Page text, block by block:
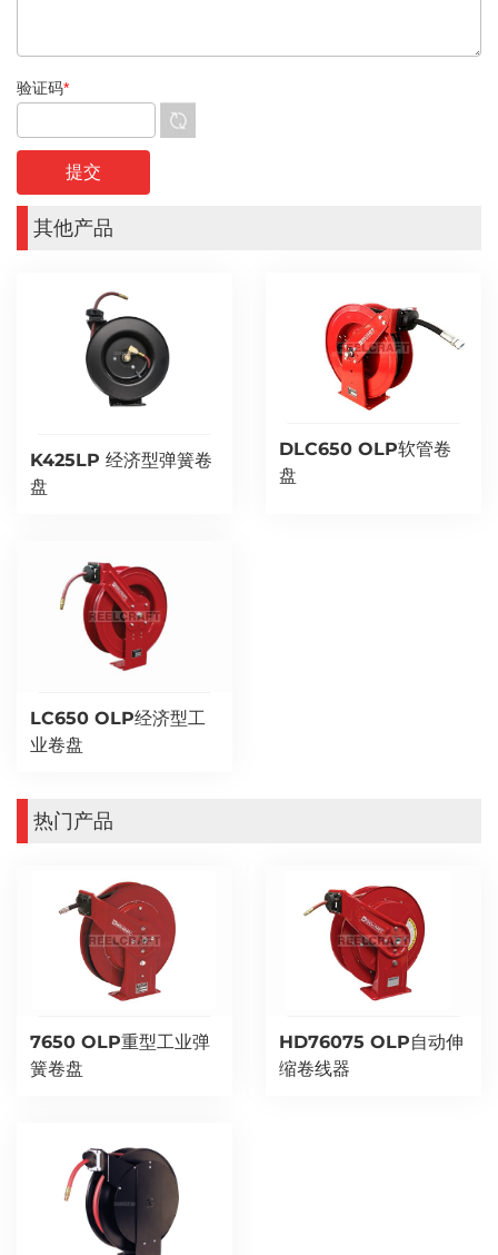
验证码*
其他产品
K425LP 经济型弹簧卷
盘
DLC650 OLP软管卷
盘
LC650 OLP经济型工
业卷盘
热门产品
7650 OLP重型工业弹
簧卷盘
HD76075 OLP自动伸
缩卷线器